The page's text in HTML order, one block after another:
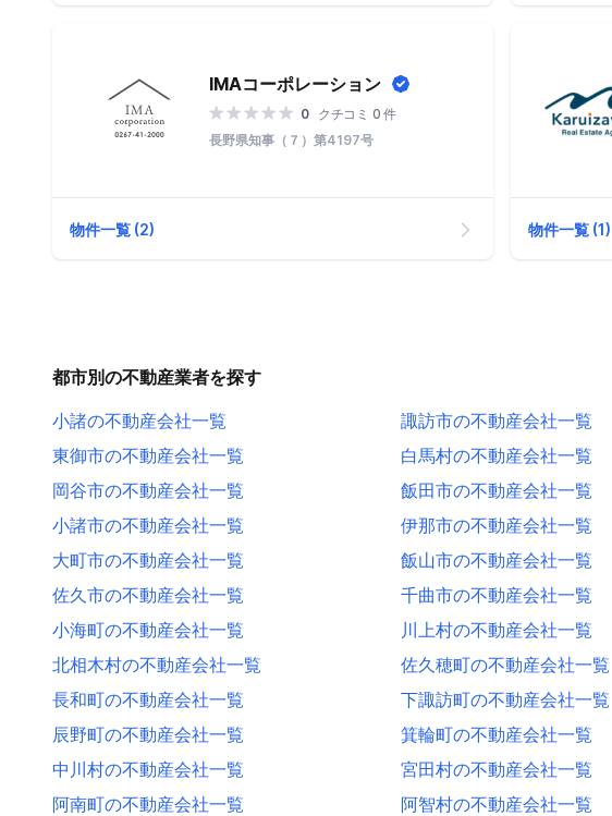
IMAコーポレーション
0 クチコミ 0 件
長野県知事（７）第4197号
物件一覧 (2) 物件一覧 (1)
都市別の不動産業者を探す
小諸の不動産会社一覧
諏訪市の不動産会社一覧
東御市の不動産会社一覧
白馬村の不動産会社一覧
岡谷市の不動産会社一覧
飯田市の不動産会社一覧
小諸市の不動産会社一覧
伊那市の不動産会社一覧
大町市の不動産会社一覧
飯山市の不動産会社一覧
佐久市の不動産会社一覧
千曲市の不動産会社一覧
小海町の不動産会社一覧
川上村の不動産会社一覧
北相木村の不動産会社一覧
佐久穂町の不動産会社一覧
長和町の不動産会社一覧
下諏訪町の不動産会社一覧
辰野町の不動産会社一覧
箕輪町の不動産会社一覧
中川村の不動産会社一覧
宮田村の不動産会社一覧
阿南町の不動産会社一覧
阿智村の不動産会社一覧